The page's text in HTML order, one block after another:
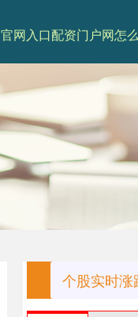
网入口配资门户网怎
个股实时涨